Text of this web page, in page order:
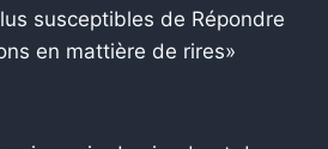
susceptibles de Répondre
en mattière de rires»